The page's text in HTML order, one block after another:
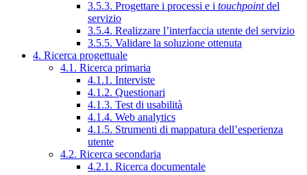
3.5.3. Progettare i processi e i touchpointdel
servizio
3.5.4. Realizzare l’interfaccia utente del servizio
3.5.5. Validare la soluzione ottenuta
4. Ricerca progettuale
4.1. Ricerca primaria
4.1.1. Interviste
4.1.2. Questionari
4.1.3. Test di usabilità
4.1.4. Web analytics
4.1.5. Strumenti di mappatura dell’esperienza
utente
4.2. Ricerca secondaria
4.2.1. Ricerca documentale